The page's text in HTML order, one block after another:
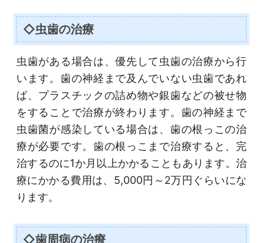
◇虫歯の治療
虫歯がある場合は、優先して虫歯の治療から行
います。歯の神経まで及んでいない虫歯であれ
ば、プラスチックの詰め物や銀歯などの被せ物
をすることで治療が終わります。歯の神経まで
虫歯菌が感染している場合は、歯の根っこの治
療が必要です。歯の根っこまで治療すると、完
治するのに1か月以上かかることもあります。治
療にかかる費用は、5,000円～2万円ぐらいにな
ります。
◇歯周病の治療